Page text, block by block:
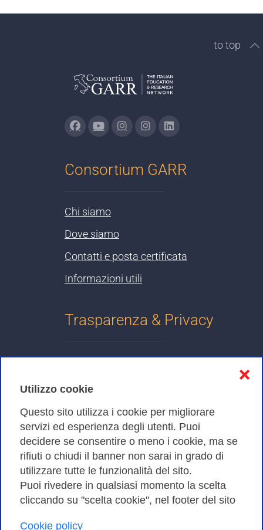
Utilizzo cookie
Questo sito utilizza i cookie per migliorare
servizi ed esperienza degli utenti. Puoi
decidere se consentire o meno i cookie, ma se
rifiuti o chiudi il banner non sarai in grado di
utilizzare tutte le funzionalità del sito.
Puoi rivedere in qualsiasi momento la scelta
cliccando su "scelta cookie", nel footer del sito
Cookie policy
❌
to top
Consortium GARR
Chi siamo
Dove siamo
Contatti e posta certificata
Informazioni utili
Trasparenza & Privacy
Cookies Policy
Amministrazione trasparente
Bandi di Gara
Consortium GARR - Via dei Tizii, 6 - 00185 Roma | Tel.
| CF 97284570583 – PI 07577141000 | Codice